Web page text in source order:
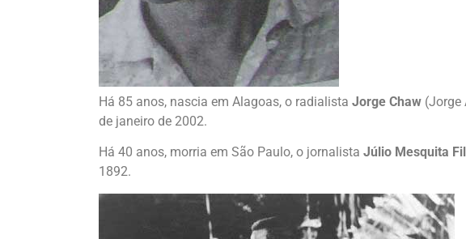
Há 85 anos, nascia em Alagoas, o radialista Jorge Chaw (Jorge
de janeiro de 2002.
Há 40 anos, morria em São Paulo, o jornalista Júlio Mesquita
1892.